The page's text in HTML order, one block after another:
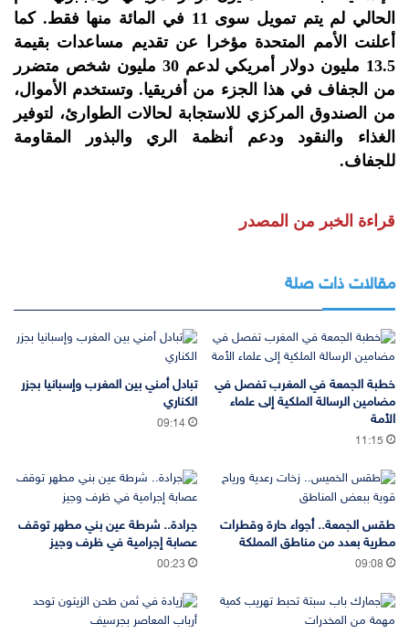
الحالي لم يتم تمويل سوى 11 في المائة منها فقط. كما
أعلنت الأمم المتحدة مؤخرا عن تقديم مساعدات بقيمة
13.5 مليون دولار أمريكي لدعم 30 مليون شخص متضرر
من الجفاف في هذا الجزء من أفريقيا. وتستخدم الأموال،
من الصندوق المركزي للاستجابة لحالات الطوارئ، لتوفير
الغذاء والنقود ودعم أنظمة الري والبذور المقاومة
للجفاف.
قراءة الخبر من المصدر
مقالات ذات صلة
خطبة الجمعة في المغرب تفصل في
مضامين الرسالة الملكية إلى علماء
الأمة
11:15
تبادل أمني بين المغرب وإسبانيا بجزر
الكناري
09:14
طقس الجمعة.. أجواء حارة وقطرات
مطرية بعدد من مناطق المملكة
09:08
جرادة.. شرطة عين بني مطهر توقف
عصابة إجرامية في ظرف وجيز
00:23